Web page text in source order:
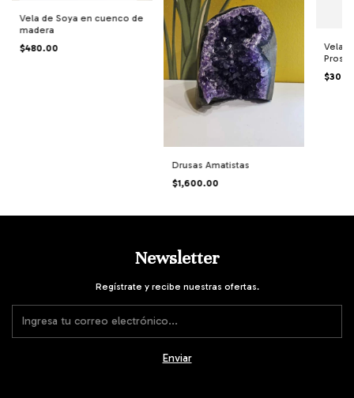
Vela de Soya en cuenco de
madera
$480.00
Drusas Amatistas
$1,600.00
Velas
Newsletter
Regístrate y recibe nuestras ofertas.